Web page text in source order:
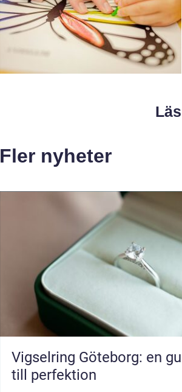
Fler nyheter
Vigselring Göteborg: en
till perfektion